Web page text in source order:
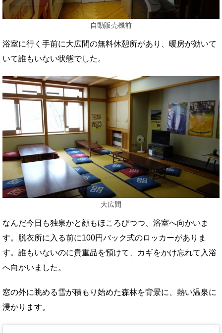
自動販売機前
浴室に行く手前に大広間の無料休憩所があり、暖房が効いて
いて誰もいない状態でした。
大広間
なんだ今日も独泉かと顔もほころびつつ、浴室へ向かいま
す。脱衣所に入る前に100円バック式のロッカーがありま
す。誰もいないのに貴重品を預けて、カギをかけ忘れて入浴
へ向かいました。
窓の外に眺める雪が積もり始めた森林を背景に、熱い温泉に
浸かります。